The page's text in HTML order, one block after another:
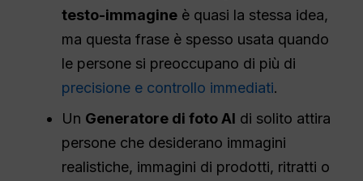
testo-immagine è quasi la stessa idea,
ma questa frase è spesso usata quando
le persone si preoccupano di più di
precisione e controllo immediati.
Un Generatore di foto AI di solito attira
persone che desiderano immagini
realistiche, immagini di prodotti, ritratti o